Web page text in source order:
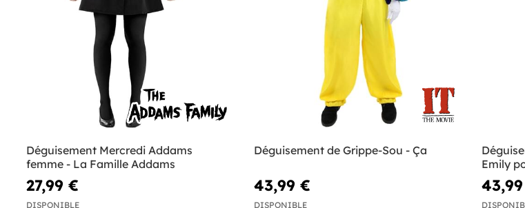
Déguisement Mercredi Addams
femme - La Famille Addams
27,99 €
DISPONIBLE
Déguisement de Grippe-Sou - Ça
43,99 €
DISPONIBLE
Emily